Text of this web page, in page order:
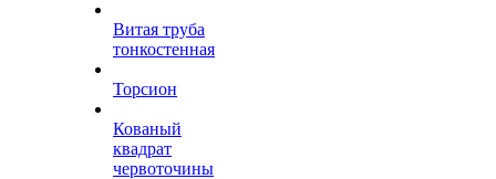
Витая труба
тонкостенная
Торсион
Кованый
квадрат
червоточины